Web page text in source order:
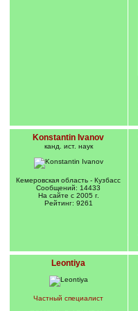
Konstantin Ivanov
канд. ист. наук
Кемеровская область - Кузбасс
Сообщений: 14433
На сайте с 2005 г.
Рейтинг: 9261
Leontiya
Частный специалист